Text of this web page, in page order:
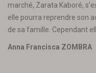
marché, Zarata Kaboré,
elle pourra reprendre son
de sa famille. Cependant
Anna Francisca ZOMBRA